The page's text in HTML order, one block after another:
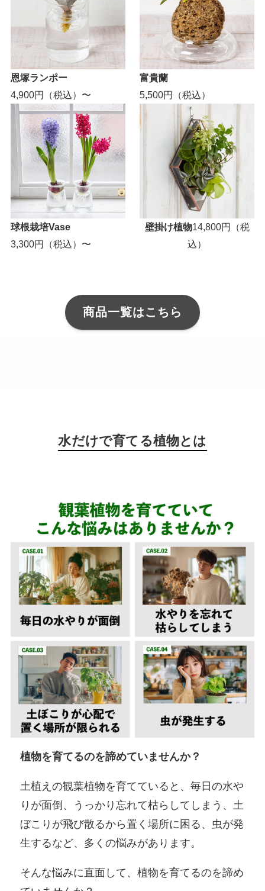
恩塚ランポー
4,900円（税込）〜
富貴蘭
5,500円（税込）
球根栽培Vase
3,300円（税込）〜
壁掛け植物14,800円（税
込）
商品一覧はこちら
水だけで育てる植物とは
植物を育てるのを諦めていませんか？
土植えの観葉植物を育てていると、毎日の水や
りが面倒、うっかり忘れて枯らしてしまう、土
ぼこりが飛び散るから置く場所に困る、虫が発
生するなど、多くの悩みがあります。
そんな悩みに直面して、植物を育てるのを諦め